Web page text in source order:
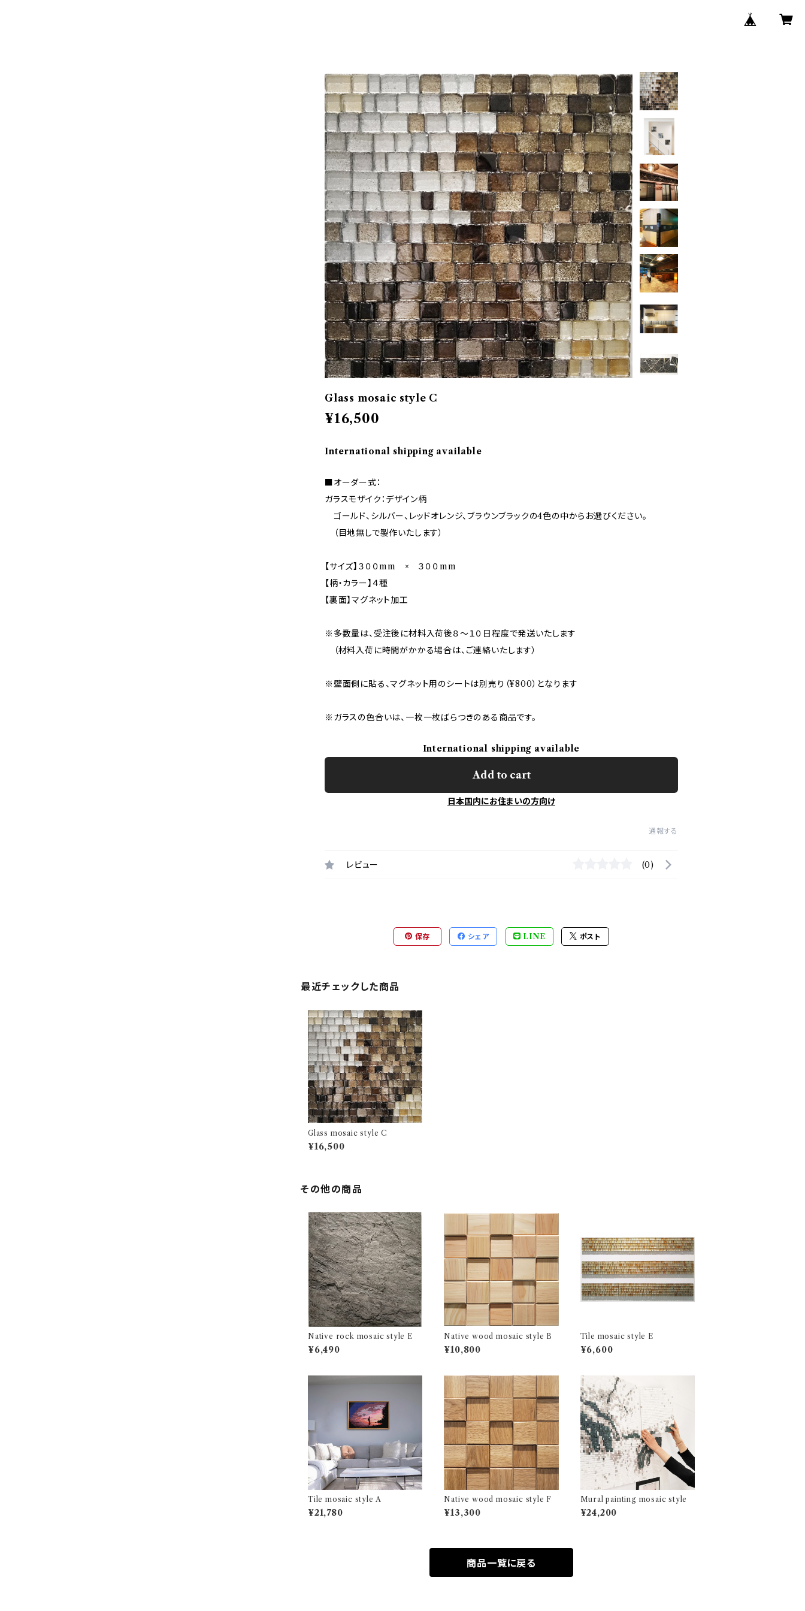
Glass mosaic style C
¥16,500
International shipping available
■オーダー式：
ガラスモザイク：デザイン柄
ゴールド、シルバー、レッドオレンジ、ブラウンブラックの4色の中からお選びください。
（目地無しで製作いたします）
【サイズ】３００mm × ３００mm
【柄・カラー】４種
【裏面】マグネット加工
※多数量は、受注後に材料入荷後８〜１０日程度で発送いたします
（材料入荷に時間がかかる場合は、ご連絡いたします）
※壁面側に貼る、マグネット用のシートは別売り（¥800）となります
※ガラスの色合いは、一枚一枚ばらつきのある商品です。
International shipping available
Add to cart
日本国内にお住まいの方向け
通報する
レビュー (0)
保存 シェア LINE ポスト
最近チェックした商品
Glass mosaic style C
¥16,500
その他の商品
Native rock mosaic style E
¥6,490
Native wood mosaic style B
¥10,800
Tile mosaic style E
¥6,600
Tile mosaic style A
¥21,780
Native wood mosaic style F
¥13,300
Mural painting mosaic style
¥24,200
商品一覧に戻る